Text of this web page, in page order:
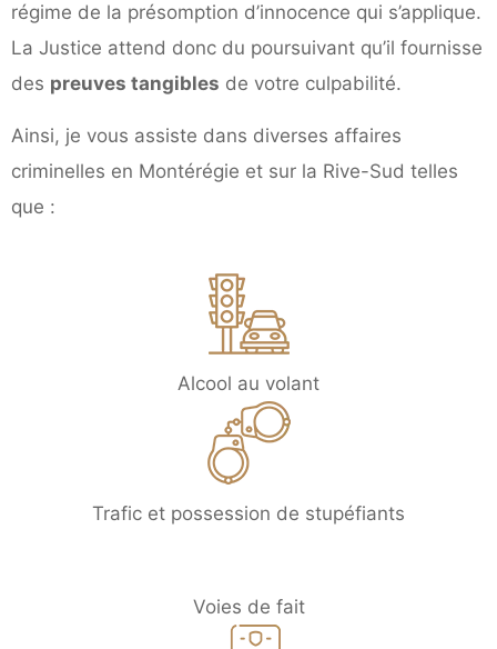
régime de la présomption d’innocence qui s’applique.
La Justice attend donc du poursuivant qu’il fournisse
des preuves tangibles de votre culpabilité.
Ainsi, je vous assiste dans diverses affaires
criminelles en Montérégie et sur la Rive-Sud telles
que :
Alcool au volant
Trafic et possession de stupéfiants
Voies de fait